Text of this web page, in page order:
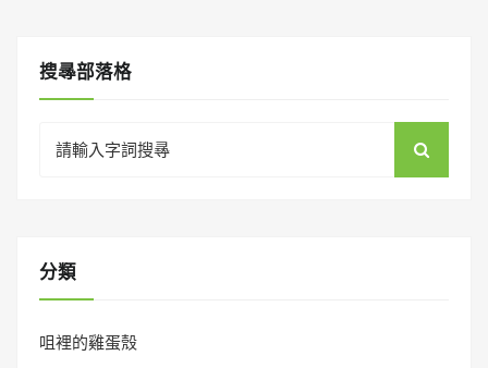
搜㝷部落格
for:
分類
咀裡的雞蛋殼